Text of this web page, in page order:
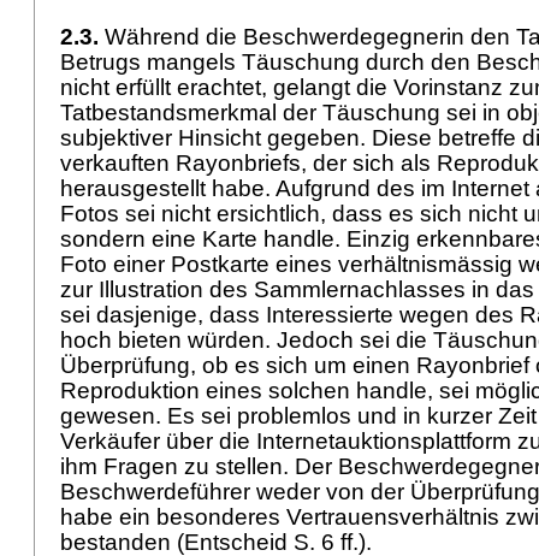
2.3. Während die Beschwerdegegnerin den
Betrugs mangels Täuschung durch den
nicht erfüllt erachtet, gelangt die Vorinstanz
Tatbestandsmerkmal der Täuschung sei in
subjektiver Hinsicht gegeben. Diese betreffe
verkauften Rayonbriefs, der sich als
herausgestellt habe. Aufgrund des im
Fotos sei nicht ersichtlich, dass es sich nicht
sondern eine Karte handle. Einzig
Foto einer Postkarte eines verhältnismässig
zur Illustration des Sammlernachlasses in
sei dasjenige, dass Interessierte wegen des
hoch bieten würden. Jedoch sei die
Überprüfung, ob es sich um einen Rayonbrief
Reproduktion eines solchen handle, sei
gewesen. Es sei problemlos und in kurzer
Verkäufer über die Internetauktionsplattform
ihm Fragen zu stellen. Der
Beschwerdeführer weder von der
habe ein besonderes Vertrauensverhältnis
bestanden (Entscheid S. 6 ff.).